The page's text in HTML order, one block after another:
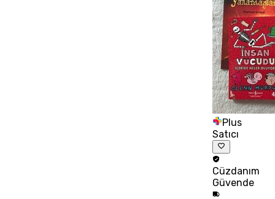
Plus
Satıcı
Cüzdanım
Güvende